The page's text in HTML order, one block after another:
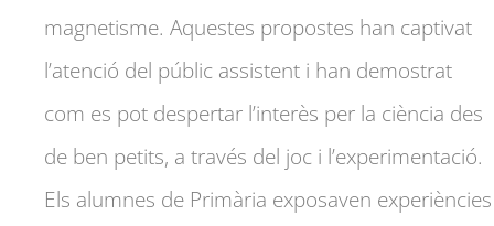
magnetisme. Aquestes propostes han captivat
l’atenció del públic assistent i han demostrat
com es pot despertar l’interès per la ciència des
de ben petits, a través del joc i l’experimentació.
Els alumnes de Primària exposaven experiències